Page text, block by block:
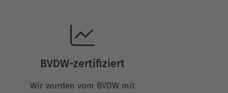
BVDW-zertifiziert
Wir wurden vom BVDW mit